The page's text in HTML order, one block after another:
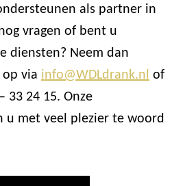
als partner in
vragen of bent u
diensten? Neem dan
via info@WDLdrank.nl of
33 24 15. Onze
u met veel plezier te woord